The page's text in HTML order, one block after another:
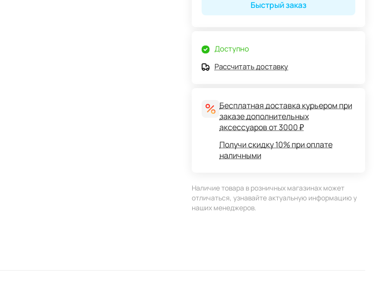
Быстрый заказ
Доступно
Рассчитать доставку
Бесплатная доставка курьером при
заказе дополнительных
аксессуаров от 3000 ₽
Получи скидку 10% при оплате
наличными
Наличие товара в розничных магазинах может
отличаться, узнавайте актуальную информацию у
наших менеджеров.